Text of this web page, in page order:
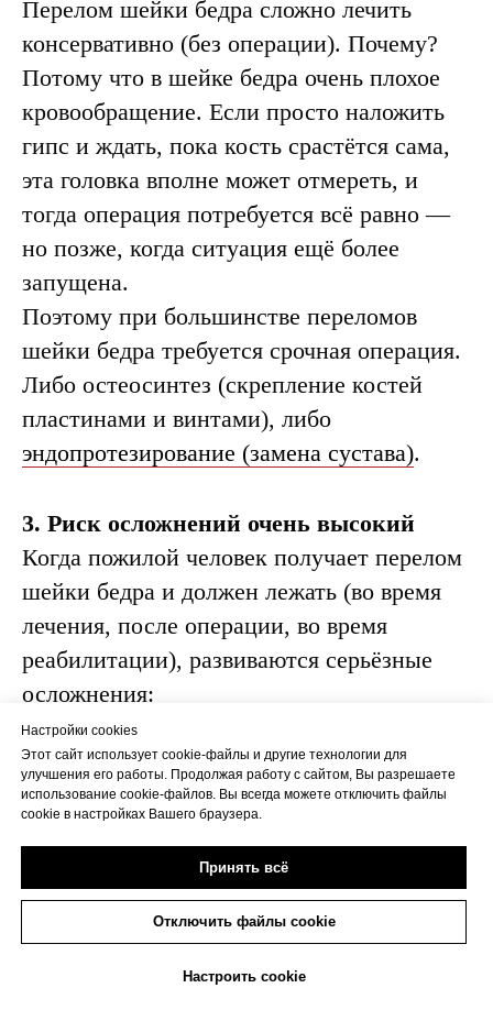
+7(473)263-20-20
Перелом шейки бедра сложно лечить
консервативно (без операции). Почему?
Потому что в шейке бедра очень плохое
кровообращение. Если просто наложить
гипс и ждать, пока кость срастётся сама,
эта головка вполне может отмереть, и
тогда операция потребуется всё равно —
но позже, когда ситуация ещё более
запущена.
Поэтому при большинстве переломов
шейки бедра требуется срочная операция.
Либо остеосинтез (скрепление костей
пластинами и винтами), либо
эндопротезирование (замена сустава).
3. Риск осложнений очень высокий
Когда пожилой человек получает перелом
шейки бедра и должен лежать (во время
лечения, после операции, во время
реабилитации), развиваются серьёзные
осложнения:
Пневмония (воспаление лёгких) — из-
за неподвижности, плохой вентиляции
лёгких, кашля
Тромбоз (образование тромбов в
венах) — из-за неподвижности кровь
застаивается в венах ног
лёгкие) — это может быть смертельно
Настройки cookies
Этот сайт использует cookie-файлы и другие технологии для
улучшения его работы. Продолжая работу с сайтом, Вы разрешаете
использование cookie-файлов. Вы всегда можете отключить файлы
cookie в настройках Вашего браузера.
Принять всё
Отключить файлы cookie
Настроить cookie